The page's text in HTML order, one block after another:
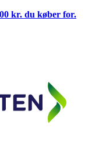
kr. du køber for.